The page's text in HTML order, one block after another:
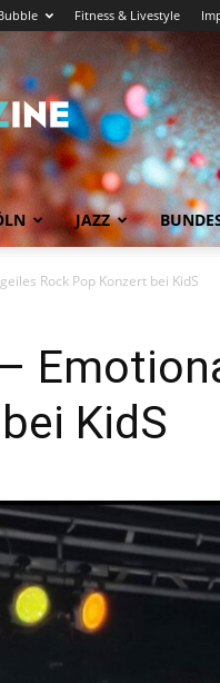
Fitness & Livestyle
JAZZ
Rock Pop Konzert bei KidS
KidS